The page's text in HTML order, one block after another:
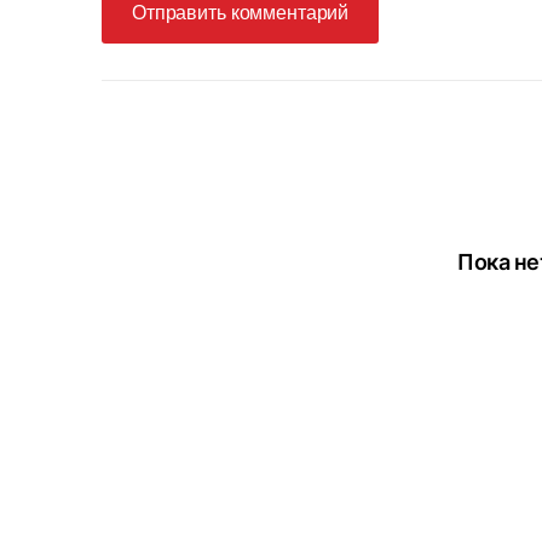
Отправить комментарий
Пока